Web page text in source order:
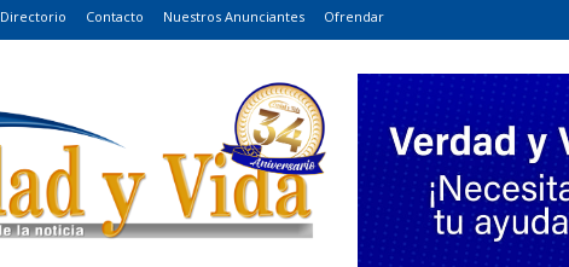
Directorio Contacto Nuestros Anunciantes Ofrendar